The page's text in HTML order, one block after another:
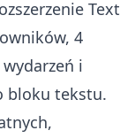
Text
4
i
bloku tekstu.